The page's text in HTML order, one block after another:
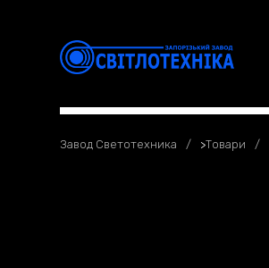
Завод Светотехника >Товари